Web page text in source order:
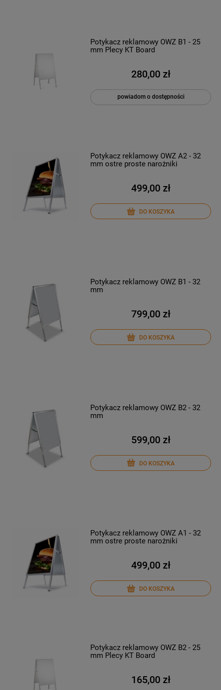
Potykacz reklamowy OWZ B1 - 25
mm Plecy KT Board
280,00 zł
powiadom o dostępności
Potykacz reklamowy OWZ A2 - 32
mm ostre proste narożniki
499,00 zł
DO KOSZYKA
Potykacz reklamowy OWZ B1 - 32
mm
799,00 zł
DO KOSZYKA
Potykacz reklamowy OWZ B2 - 32
mm
599,00 zł
DO KOSZYKA
Potykacz reklamowy OWZ A1 - 32
mm ostre proste narożniki
499,00 zł
DO KOSZYKA
Potykacz reklamowy OWZ B2 - 25
mm Plecy KT Board
165,00 zł